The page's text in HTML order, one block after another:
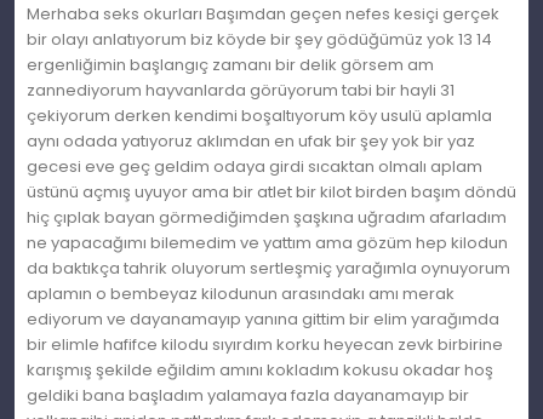
Merhaba seks okurları Başımdan geçen nefes kesiçi gerçek
bir olayı anlatıyorum biz köyde bir şey gödüğümüz yok 13 14
ergenliğimin başlangıç zamanı bir delik görsem am
zannediyorum hayvanlarda görüyorum tabi bir hayli 31
çekiyorum derken kendimi boşaltıyorum köy usulü aplamla
aynı odada yatıyoruz aklımdan en ufak bir şey yok bir yaz
gecesi eve geç geldim odaya girdi sıcaktan olmalı aplam
üstünü açmış uyuyor ama bir atlet bir kilot birden başım döndü
hiç çıplak bayan görmediğimden şaşkına uğradım afarladım
ne yapacağımı bilemedim ve yattım ama gözüm hep kilodun
da baktıkça tahrik oluyorum sertleşmiç yarağımla oynuyorum
aplamın o bembeyaz kilodunun arasındakı amı merak
ediyorum ve dayanamayıp yanına gittim bir elim yarağımda
bir elimle hafifce kilodu sıyırdım korku heyecan zevk birbirine
karışmış şekilde eğildim amını kokladım kokusu okadar hoş
geldiki bana başladım yalamaya fazla dayanamayıp bir